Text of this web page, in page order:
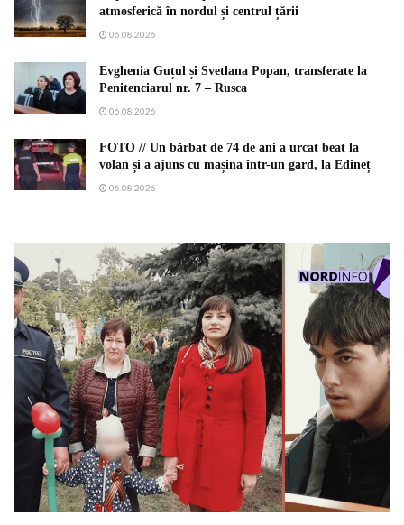
atmosferică în nordul și centrul țării
06.08.2026
Evghenia Guțul și Svetlana Popan, transferate la
Penitenciarul nr. 7 – Rusca
06.08.2026
FOTO // Un bărbat de 74 de ani a urcat beat la
volan și a ajuns cu mașina într-un gard, la Edineț
06.08.2026